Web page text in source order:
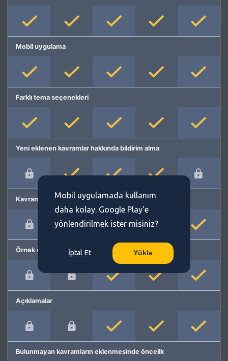
Mobil uygulama
Farklı tema seçenekleri
Yeni eklenen kavramlar hakkında bildirim alma
Kavram önerme
Örnek cümleler
Açıklamalar
Bulunmayan kavramların eklenmesinde öncelik
Mobil uygulamada kullanım
daha kolay. Google Play'e
yönlendirilmek ister misiniz?
İptal Et Yükle